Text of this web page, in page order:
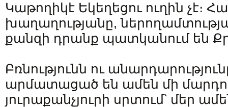
Կաթողիկէ Եկեղեցու ուղին չէ։
խաղաղությանը,
քանզի դրանք պատկանում են
Բռնությունն ու
արմատացած են ամեն մի
յուրաքանչյուրի սրտում՝ մեր